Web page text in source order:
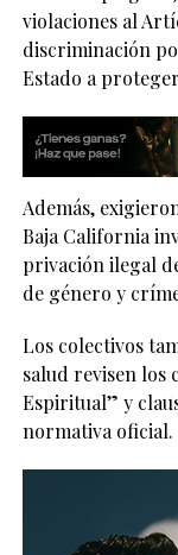
violaciones al
discriminación
Estado a
Además,
Baja California
privación ilegal
de género y
Los colectivos
salud revisen los
Espiritual” y
normativa oficial.